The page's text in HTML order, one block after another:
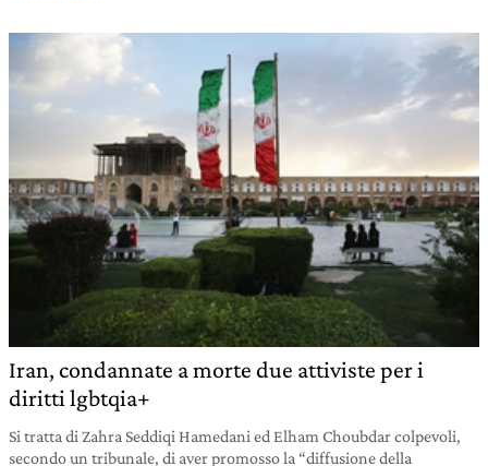
Iran, condannate a morte due attiviste per i
diritti lgbtqia+
Si tratta di Zahra Seddiqi Hamedani ed Elham Choubdar colpevoli,
secondo un tribunale, di aver promosso la “diffusione della